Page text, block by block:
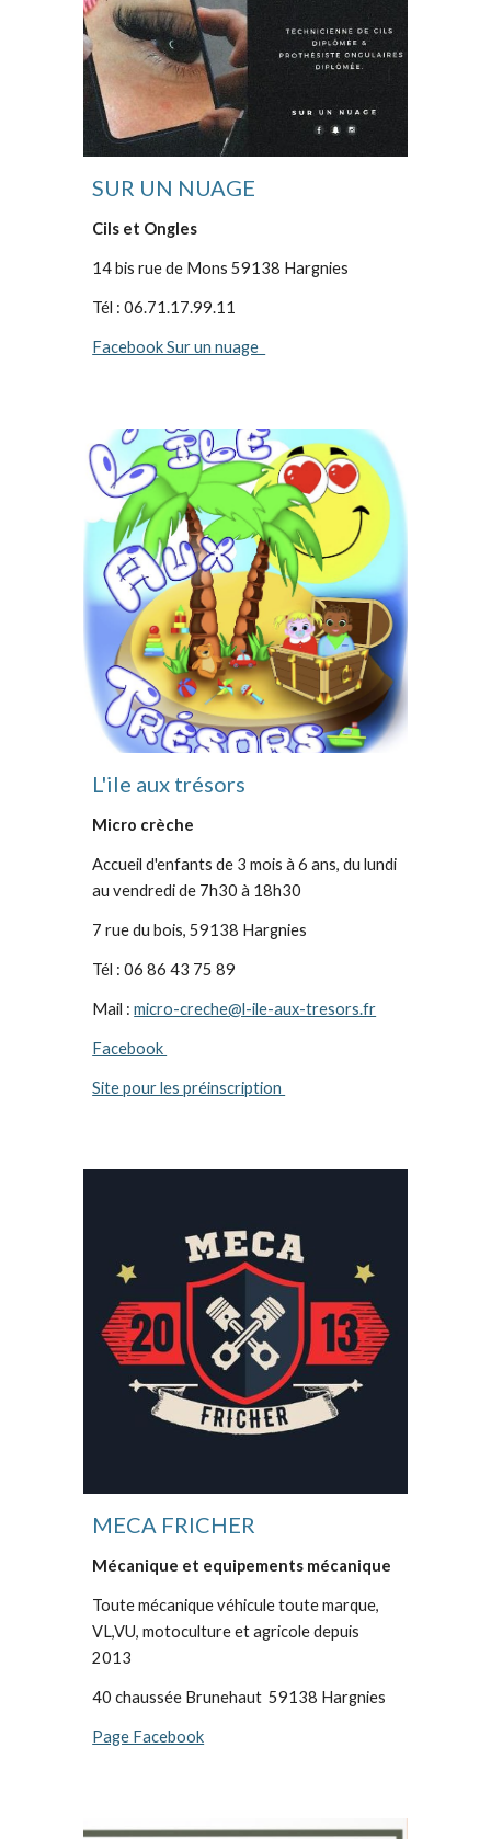
SUR UN NUAGE
Cils et Ongles
14 bis rue de Mons 59138 Hargnies
Tél : 06.71.17.99.11
Facebook Sur un nuage
L'ile aux trésors
Micro crèche
Accueil d'enfants de 3 mois à 6 ans, du lundi
au vendredi de 7h30 à 18h30
7 rue du bois, 59138 Hargnies
Tél : 06 86 43 75 89
Mail :micro-creche@l-ile-aux-tresors.fr
Facebook
Site pour les préinscription
MECA FRICHER
Mécanique et equipements mécanique
Toute mécanique véhicule toute marque,
VL,VU, motoculture et agricole depuis
2013
40 chaussée Brunehaut 59138 Hargnies
Page Facebook